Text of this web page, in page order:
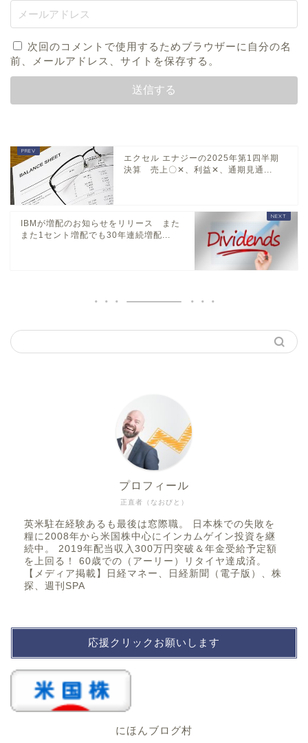
次回のコメントで使用するためブラウザーに自分の名
前、メールアドレス、サイトを保存する。
エクセル エナジーの2025年第1四半期
決算 売上〇✕、利益✕、通期見通...
IBMが増配のお知らせをリリース また
また1セント増配でも30年連続増配...
正直者（なおびと）
プロフィール
英米駐在経験あるも最後は窓際職。 日本株での失敗を
糧に2008年から米国株中心にインカムゲイン投資を継
続中。 2019年配当収入300万円突破＆年金受給予定額
を上回る！ 60歳での（アーリー）リタイヤ達成済。
【メディア掲載】日経マネー、日経新聞（電子版）、株
探、週刊SPA
応援クリックお願いします
にほんブログ村